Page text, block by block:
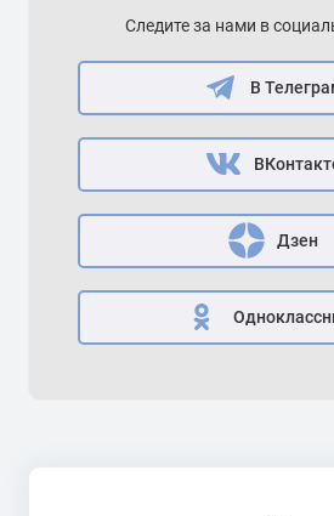
Следите за нами в
В
Дзен